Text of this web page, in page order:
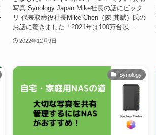
写真 Synology Japan Mike社長の話にビック
リ 代表取締役社長Mike Chen（陳 其賦）氏の
お話に驚きました「2021年は100万台以...
2022年12月9日
Synology